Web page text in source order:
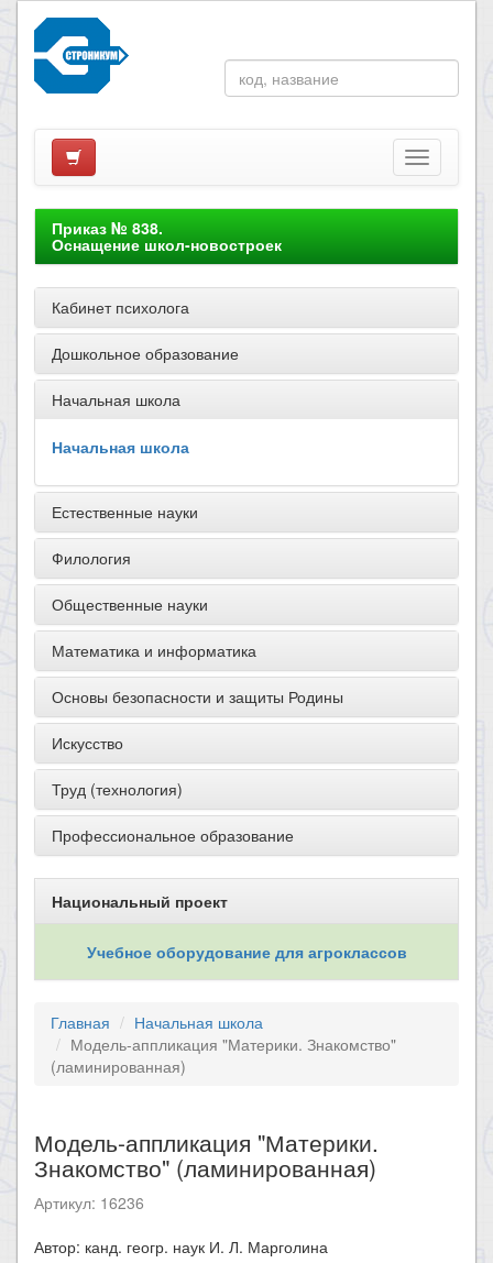
Приказ № 838.
Оснащение школ-новостроек
Кабинет психолога
Дошкольное образование
Начальная школа
Начальная школа
Естественные науки
Филология
Общественные науки
Математика и информатика
Основы безопасности и защиты Родины
Искусство
Труд (технология)
Профессиональное образование
Национальный проект
Учебное оборудование для агроклассов
Главная
Начальная школа
Модель-аппликация "Материки. Знакомство"
(ламинированная)
Модель-аппликация "Материки.
Знакомство" (ламинированная)
Артикул: 16236
​Автор: канд. геогр. наук И. Л. Марголина